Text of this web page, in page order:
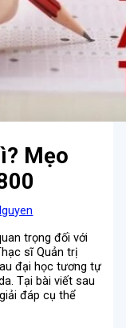
Mẹo
trọng đối với
sĩ Quản trị
đại học tương tự
Tại bài viết sau
đáp cụ thể